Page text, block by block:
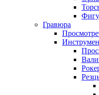
Гравюра